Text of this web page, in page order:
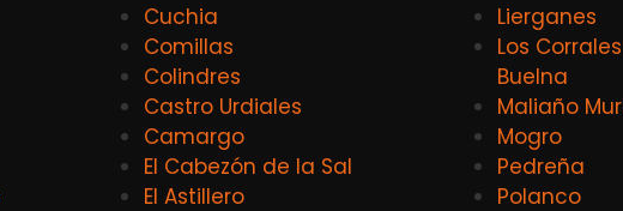
Cuchia
Comillas
Colindres
Castro Urdiales
Camargo
El Cabezón de la Sal
El Astillero
Lierganes
Los
Buelna
Maliaño
Mogro
Pedreña
Polanco